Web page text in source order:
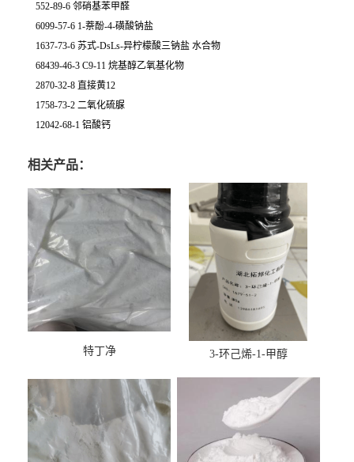
552-89-6 邻硝基苯甲醛
6099-57-6 1-萘酚-4-磺酸钠盐
1637-73-6 苏式-DsLs-异柠檬酸三钠盐 水合物
68439-46-3 C9-11 烷基醇乙氧基化物
2870-32-8 直接黄12
1758-73-2 二氧化硫脲
12042-68-1 铝酸钙
相关产品：
特丁净 3-环己烯-1-甲醇